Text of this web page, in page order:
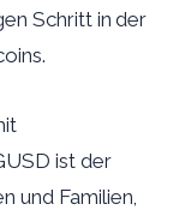
Schritt in der
ist der
und Familien,